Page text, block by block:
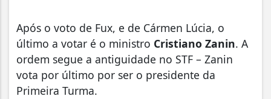
Após o voto de Fux, e de Cármen Lúcia, o
último a votar é o ministro Cristiano Zanin. A
ordem segue a antiguidade no STF – Zanin
vota por último por ser o presidente da
Primeira Turma.